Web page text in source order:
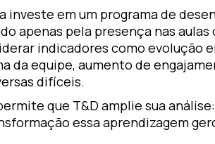
investe em um programa de
apenas pela presença nas aulas
indicadores como evolução
da equipe, aumento de
difíceis.
que T&D amplie sua
essa aprendizagem